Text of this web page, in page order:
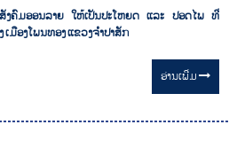
ງຄົມອອນລາຍ ໃຫ້ເປັນປະໂຫຍດ ແລະ ປອດໄພ ທີ່
ອງໂພນທອງ ແຂວງຈຳປາສັກ
ອ່ານ​ເພີ່ມ